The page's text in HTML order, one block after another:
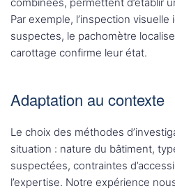
Par exemple, l’inspection
suspectes, le pachomètre
carottage confirme leur état.
Adaptation au contexte
Le choix des méthodes
situation : nature du bâtiment,
suspectées, contraintes
l’expertise. Notre expérience